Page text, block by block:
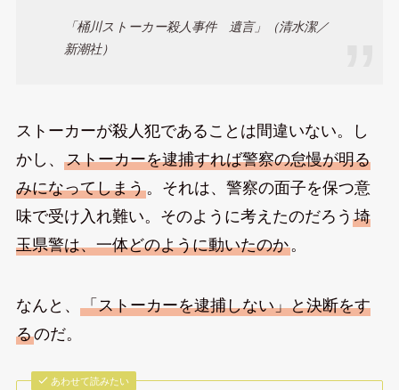
「桶川ストーカー殺人事件 遺言」（清水潔／
新潮社）
ストーカーが殺人犯であることは間違いない。し
かし、 ストーカーを逮捕すれば警察の怠慢が明る
みになってしまう。それは、警察の面子を保つ意
味で受け入れ難い。そのように考えたのだろう 埼
玉県警は、一体どのように動いたのか。
なんと、 「ストーカーを逮捕しない」と決断をす
るのだ。
あわせて読みたい